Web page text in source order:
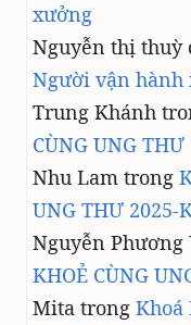
xưởng
Nguyễn thị thuỳ
Người vận hành
Trung Khánh
CÙNG UNG
Nhu Lam trong
UNG THƯ 2025-
Nguyễn Phương
KHOẺ CÙNG
Mita trong Khoá